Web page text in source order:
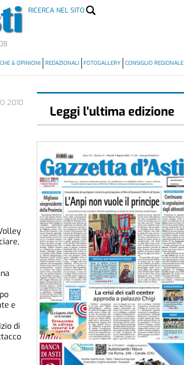
RICERCA NEL SITO
& OPINIONI REDAZIONALI FOTOGALLERY CONSIGLIO REGIONALE
2010
e
di
Leggi l'ultima edizione